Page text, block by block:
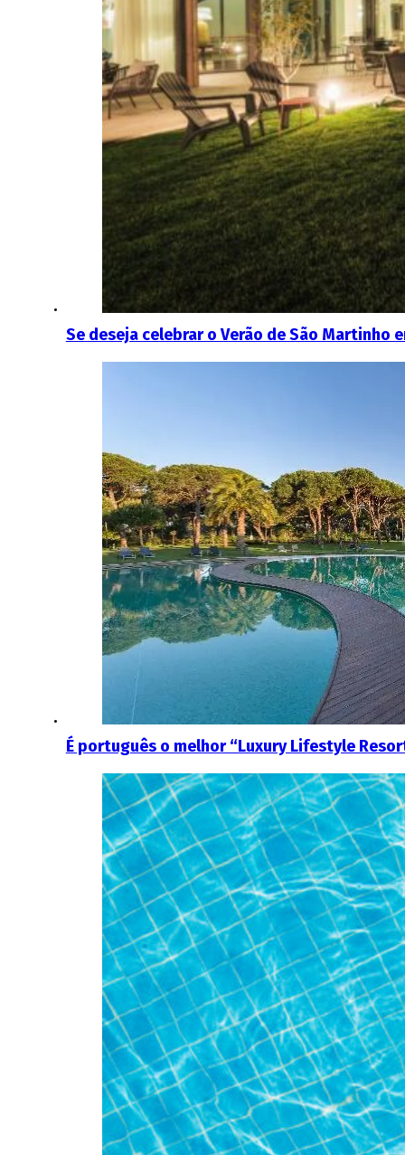
Se deseja celebrar o Verão de São Martinho
É português o melhor “Luxury Lifestyle